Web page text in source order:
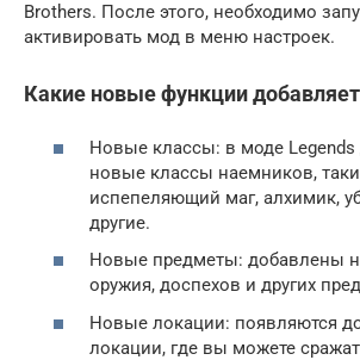
Brothers. После этого, необходимо
активировать мод в меню настроек.
Какие новые функции
Новые классы: в моде
новые классы наемников,
испепеляющий маг, алхимик,
другие.
Новые предметы: добавлены
оружия, доспехов и других
Новые локации: появляются
локации, где вы можете